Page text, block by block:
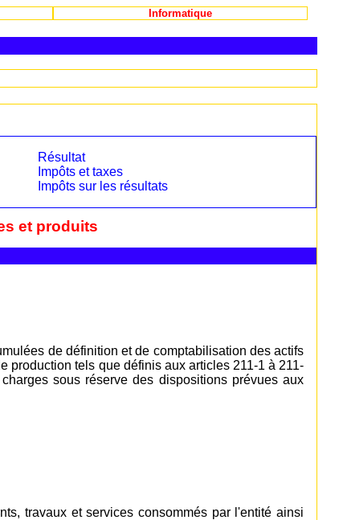
Informatique
Résultat
Impôts et taxes
Impôts sur les résultats
et produits
de définition et de comptabilisation des actifs
production tels que définis aux articles 211-1 à 211-
sous réserve des dispositions prévues aux
travaux et services consommés par l'entité ainsi